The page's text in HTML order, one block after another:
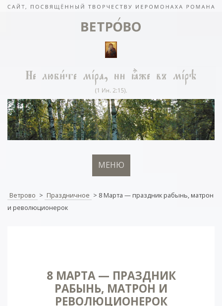
МЕНЮ
Ветрово > Праздничное > 8 Марта — праздник рабынь, матрон
и революционерок
8 МАРТА — ПРАЗДНИК
РАБЫНЬ, МАТРОН И
РЕВОЛЮЦИОНЕРОК